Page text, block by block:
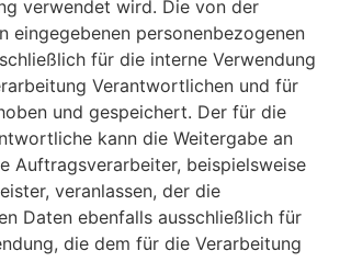
verwendet wird. Die von der
eingegebenen personenbezogenen
für die interne Verwendung
Verantwortlichen und für
und gespeichert. Der für die
kann die Weitergabe an
Auftragsverarbeiter, beispielsweise
veranlassen, der die
Daten ebenfalls ausschließlich für
die dem für die Verarbeitung